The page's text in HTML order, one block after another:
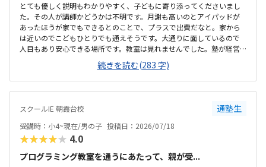
とても優しく説明もわかりやすく、子どもに寄り添ってくださいまし
た。その人が講師かどうかは不明です。月謝も高いのとアイパッドが
あったほうが家でもできるとのことで、プラスで出費だなと。家から
は近いのでこどもひとりでも通えそうです。大通りに面しているので
人目もあり安心できる場所です。教室は見れませんでした。塾が経営
しているとのことで塾の方の教室は少し覗けました。建物自体が古い
感じでした。週1で15,000円は高いように思いました。もう少し回数を
増やしてもらうか、下げてもらえると助かります。説明してくれた方
はとても説明がわかりやすく、こどもに寄り添ってくださいました。
続きを読む(283 字)
スクールIE 朝霞台校 通塾生
受講時：小4~現在/男の子 投稿日：2026/07/18
★★★★★ 4.0
プログラミング教室を通うにあたって、親が受...